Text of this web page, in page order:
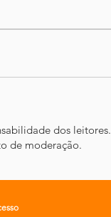
dos leitores.
de moderação.